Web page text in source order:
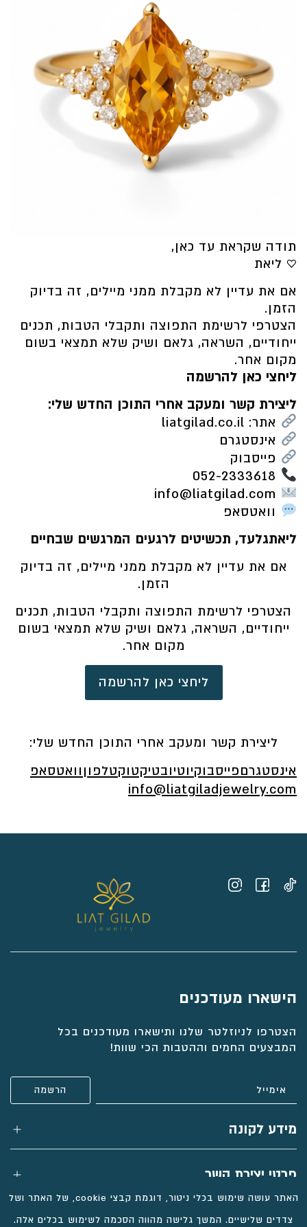
תודה שקראת עד כאן,
♡ ליאת
אם את עדיין לא מקבלת ממני מיילים, זה בדיוק
הזמן.
הצטרפי לרשימת התפוצה ותקבלי הטבות, תכנים
ייחודיים, השראה, גלאם ושיק שלא תמצאי בשום
מקום אחר.
ליחצי כאן להרשמה
ליצירת קשר ומעקב אחרי התוכן החדש שלי:
אתר: liatgilad.co.il
אינסטגרם
פייסבוק
052-2333618
info@liatgilad.com
וואטסאפ
ליאתגלעד, תכשיטים לרגעים המרגשים שבחיים
אם את עדיין לא מקבלת ממני מיילים, זה בדיוק
הזמן.
הצטרפי לרשימת התפוצה ותקבלי הטבות, תכנים
ייחודיים, השראה, גלאם ושיק שלא תמצאי בשום
מקום אחר.
ליחצי כאן להרשמה
ליצירת קשר ומעקב אחרי התוכן החדש שלי:
אינסטגרםפייסבוקיוטיובטיקטוקטלפון וואטסאפ
info@liatgiladjewelry.com
הישארו מעודכנים
הצטרפו לניוזלטר שלנו ותישארו מעודכנים בכל
המבצעים החמים וההטבות הכי שוות!
מידע לקונה
פרטי יצירת קשר
האתר עושה שימוש בכלי ניטור, דוגמת קבצי cookie, של האתר ושל
צדדים שלישיים. המשך גלישה מהווה הסכמה לשימוש בכלים אלה.